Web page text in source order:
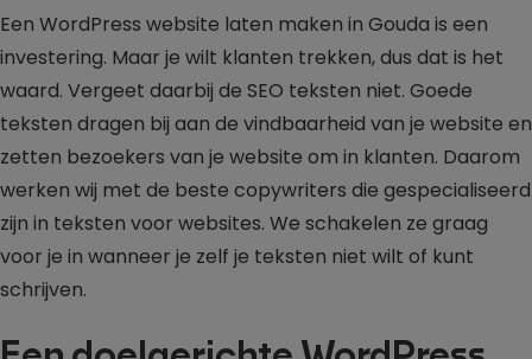
Een WordPress website laten maken in Gouda is een
investering. Maar je wilt klanten trekken, dus dat is het
waard. Vergeet daarbij de SEO teksten niet. Goede
teksten dragen bij aan de vindbaarheid van je website en
zetten bezoekers van je website om in klanten. Daarom
werken wij met de beste copywriters die gespecialiseerd
zijn in teksten voor websites. We schakelen ze graag
voor je in wanneer je zelf je teksten niet wilt of kunt
schrijven.